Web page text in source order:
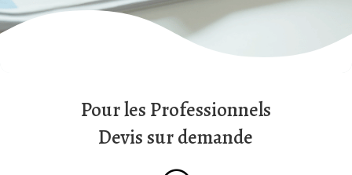
Pour les Professionnels
Devis sur demande